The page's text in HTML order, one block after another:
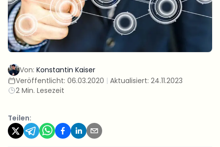
Von: Konstantin Kaiser
Veröffentlicht: 06.03.2020 | Aktualisiert: 24.11.2023
2 Min. Lesezeit
Teilen: